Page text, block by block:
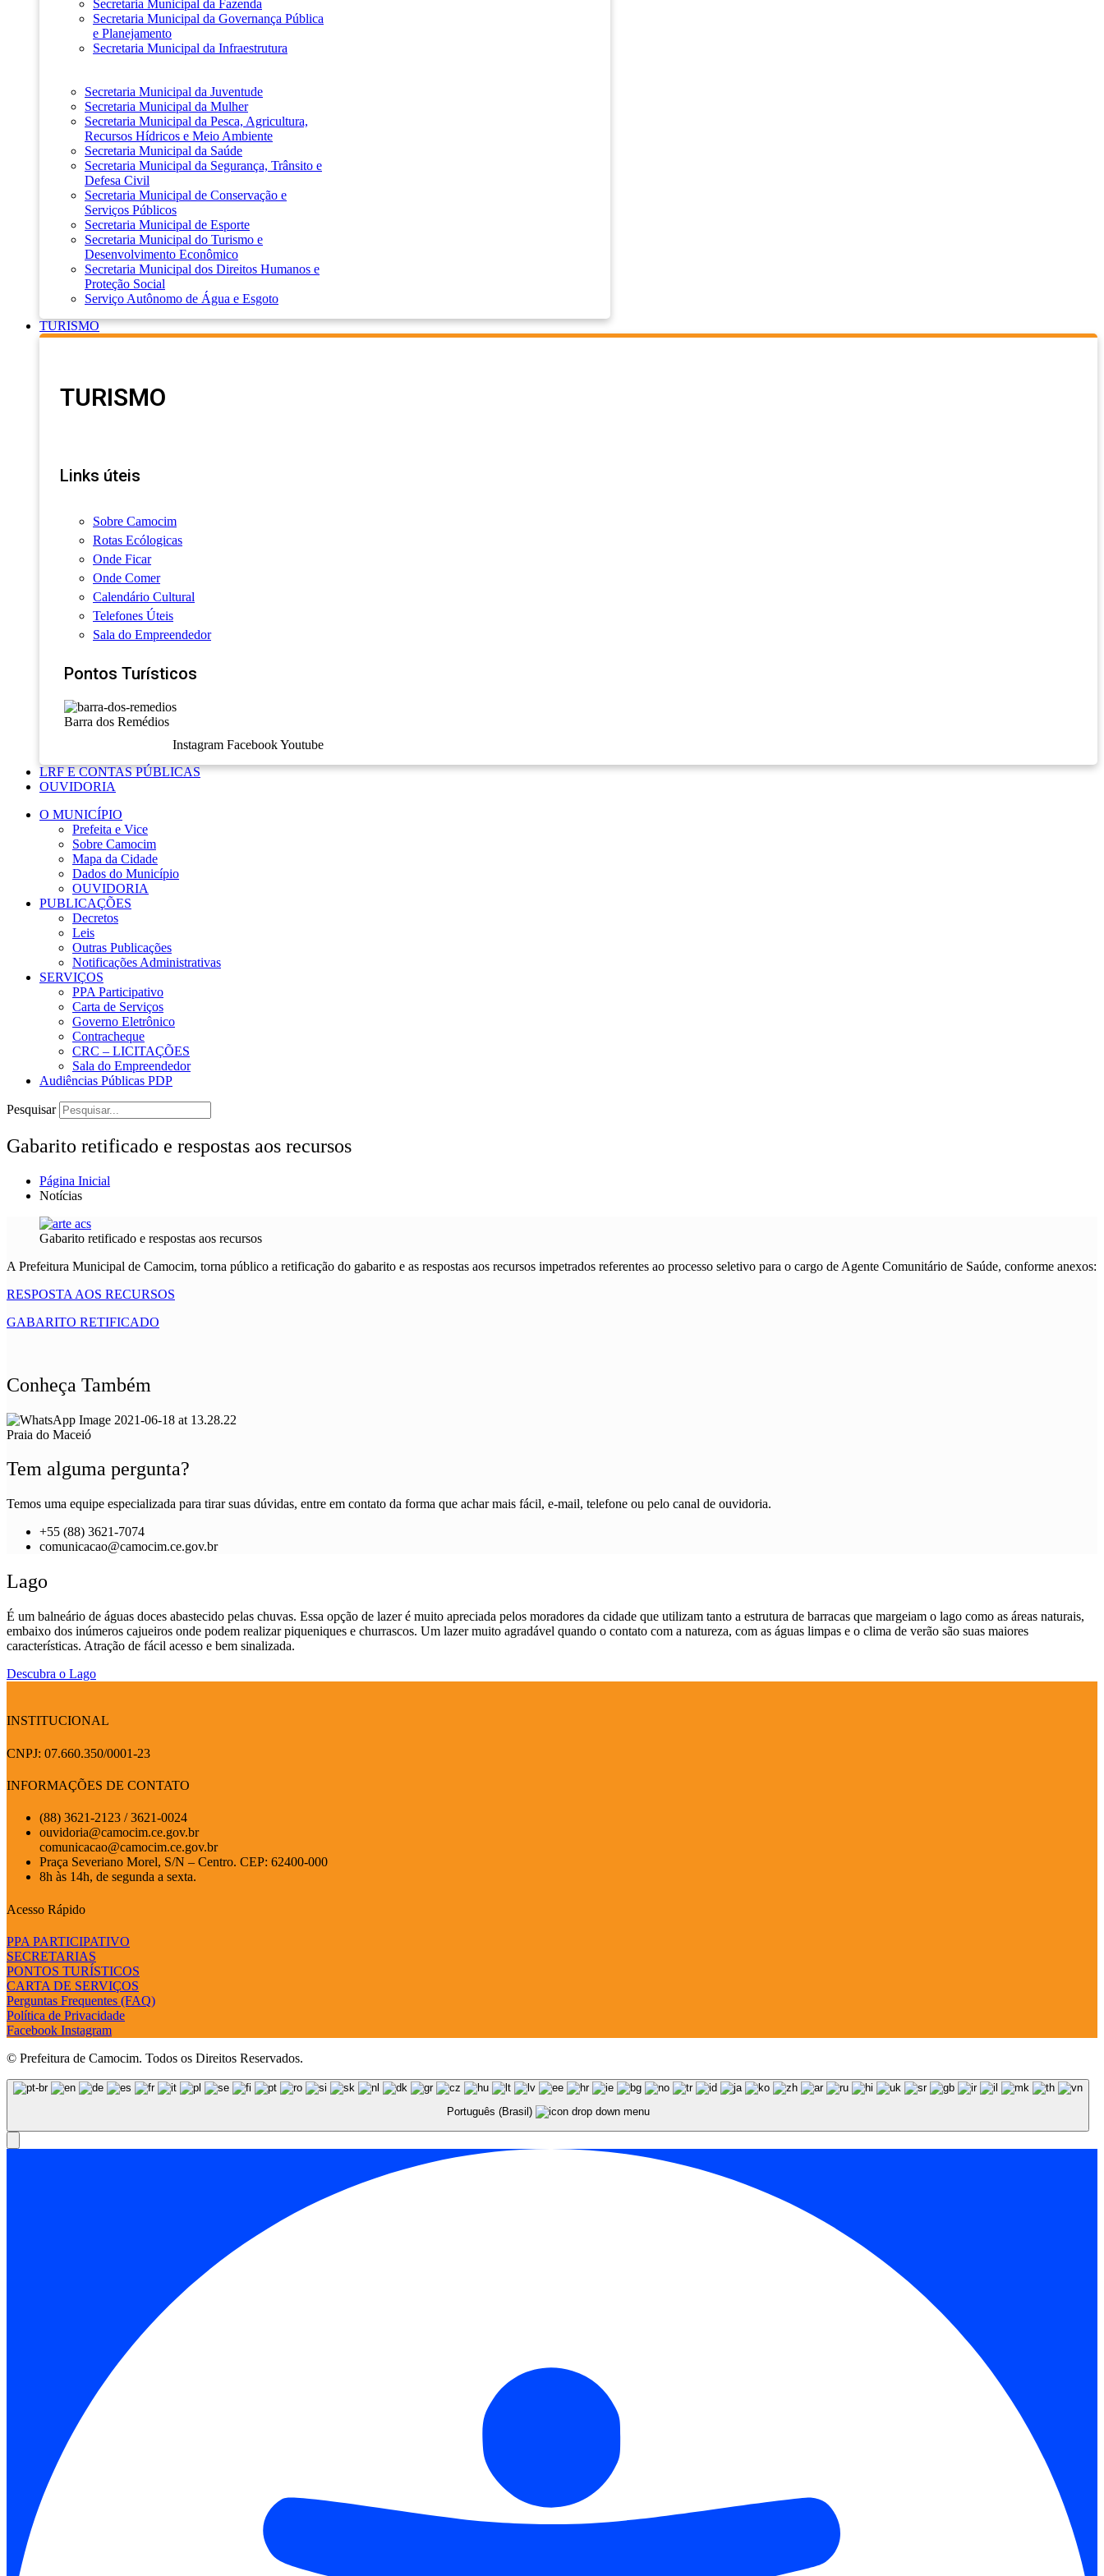
Secretaria Municipal da Fazenda
Secretaria Municipal da Governança Pública
e Planejamento
Secretaria Municipal da Infraestrutura
Secretaria Municipal da Juventude
Secretaria Municipal da Mulher
Secretaria Municipal da Pesca, Agricultura,
Recursos Hídricos e Meio Ambiente
Secretaria Municipal da Saúde
Secretaria Municipal da Segurança, Trânsito e
Defesa Civil
Secretaria Municipal de Conservação e
Serviços Públicos
Secretaria Municipal de Esporte
Secretaria Municipal do Turismo e
Desenvolvimento Econômico
Secretaria Municipal dos Direitos Humanos e
Proteção Social
Serviço Autônomo de Água e Esgoto
TURISMO
TURISMO
Links úteis
Sobre Camocim
Rotas Ecólogicas
Onde Ficar
Onde Comer
Calendário Cultural
Telefones Úteis
Sala do Empreendedor
Pontos Turísticos
Barra dos Remédios
Instagram FacebookYoutube
LRF E CONTAS PÚBLICAS
OUVIDORIA
O MUNICÍPIO
Prefeita e Vice
Sobre Camocim
Mapa da Cidade
Dados do Município
OUVIDORIA
PUBLICAÇÕES
Decretos
Leis
Outras Publicações
Notificações Administrativas
SERVIÇOS
PPA Participativo
Carta de Serviços
Governo Eletrônico
Contracheque
CRC – LICITAÇÕES
Sala do Empreendedor
Audiências Públicas PDP
Pesquisar
Gabarito retificado e respostas aos recursos
Página Inicial
Notícias
Gabarito retificado e respostas aos recursos
A Prefeitura Municipal de Camocim, torna público a retificação do gabarito e as respostas aos recursos impetrados referentes ao processo seletivo para o cargo de Agente Comunitário de Saúde, conforme anexos:
RESPOSTA AOS RECURSOS
GABARITO RETIFICADO
Conheça Também
Praia do Maceió
Tem alguma pergunta?
Temos uma equipe especializada para tirar suas dúvidas, entre em contato da forma que achar mais fácil, e-mail, telefone ou pelo canal de ouvidoria.
+55 (88) 3621-7074
comunicacao@camocim.ce.gov.br
Lago
É um balneário de águas doces abastecido pelas chuvas. Essa opção de lazer é muito apreciada pelos moradores da cidade que utilizam tanto a estrutura de barracas que margeiam o lago como as áreas naturais,
embaixo dos inúmeros cajueiros onde podem realizar piqueniques e churrascos. Um lazer muito agradável quando o contato com a natureza, com as águas limpas e o clima de verão são suas maiores
características. Atração de fácil acesso e bem sinalizada.
Descubra o Lago
INSTITUCIONAL
CNPJ: 07.660.350/0001-23
INFORMAÇÕES DE CONTATO
(88) 3621-2123 / 3621-0024
ouvidoria@camocim.ce.gov.br
comunicacao@camocim.ce.gov.br
Praça Severiano Morel, S/N – Centro. CEP: 62400-000
8h às 14h, de segunda a sexta.
Acesso Rápido
PPA PARTICIPATIVO
SECRETARIAS
PONTOS TURÍSTICOS
CARTA DE SERVIÇOS
Perguntas Frequentes (FAQ)
Política de Privacidade
Facebook Instagram
© Prefeitura de Camocim. Todos os Direitos Reservados.
Português (Brasil)